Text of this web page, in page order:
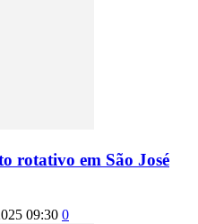
rotativo em São José
09:30 0